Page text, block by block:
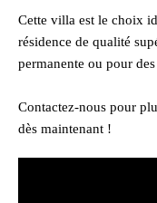
Cette villa est le choix
résidence de qualité
permanente ou pour
Contactez-nous pour
dès maintenant !